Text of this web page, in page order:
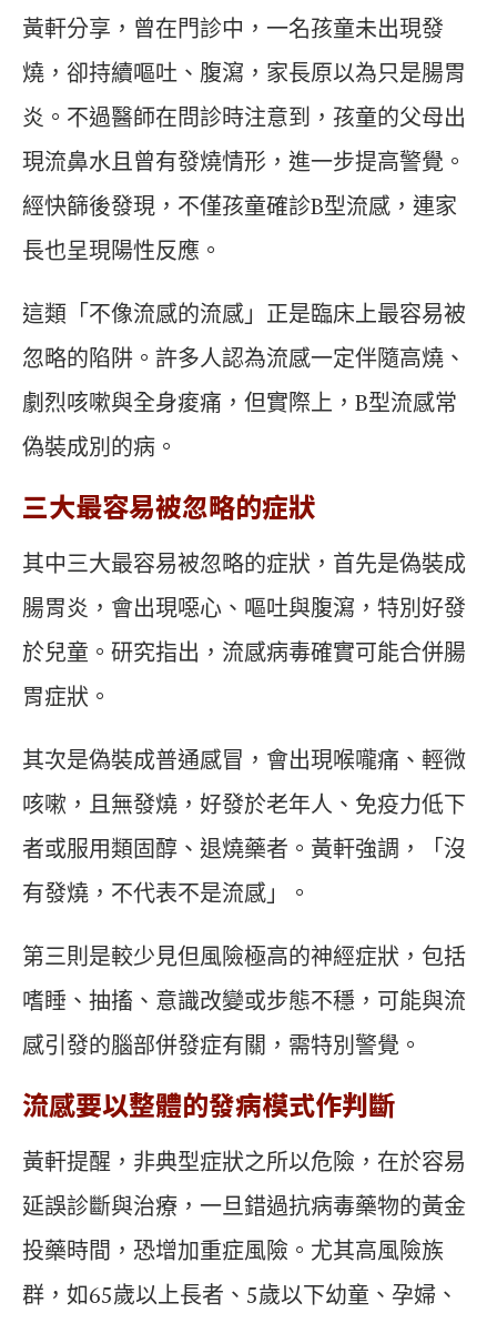
黃軒分享，曾在門診中，一名孩童未出現發
燒，卻持續嘔吐、腹瀉，家長原以為只是腸胃
炎。不過醫師在問診時注意到，孩童的父母出
現流鼻水且曾有發燒情形，進一步提高警覺。
經快篩後發現，不僅孩童確診B型流感，連家
長也呈現陽性反應。
這類「不像流感的流感」正是臨床上最容易被
忽略的陷阱。許多人認為流感一定伴隨高燒、
劇烈咳嗽與全身痠痛，但實際上，B型流感常
偽裝成別的病。
三大最容易被忽略的症狀
其中三大最容易被忽略的症狀，首先是偽裝成
腸胃炎，會出現噁心、嘔吐與腹瀉，特別好發
於兒童。研究指出，流感病毒確實可能合併腸
胃症狀。
其次是偽裝成普通感冒，會出現喉嚨痛、輕微
咳嗽，且無發燒，好發於老年人、免疫力低下
者或服用類固醇、退燒藥者。黃軒強調，「沒
有發燒，不代表不是流感」。
第三則是較少見但風險極高的神經症狀，包括
嗜睡、抽搐、意識改變或步態不穩，可能與流
感引發的腦部併發症有關，需特別警覺。
流感要以整體的發病模式作判斷
黃軒提醒，非典型症狀之所以危險，在於容易
延誤診斷與治療，一旦錯過抗病毒藥物的黃金
投藥時間，恐增加重症風險。尤其高風險族
群，如65歲以上長者、5歲以下幼童、孕婦、